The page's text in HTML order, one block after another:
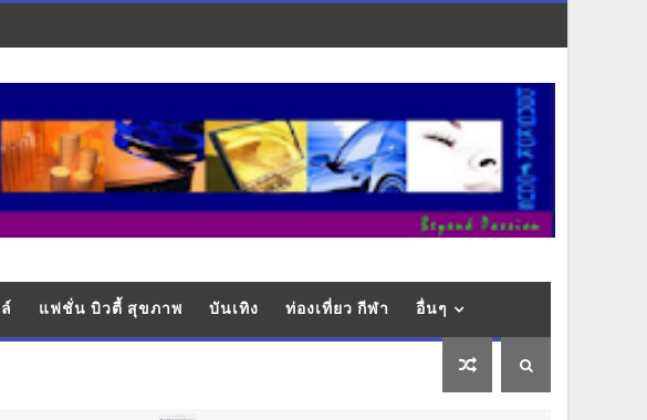
แฟชั่น บิวตี้ สุขภาพ บันเทิง ท่องเที่ยว กีฬา อื่นๆ